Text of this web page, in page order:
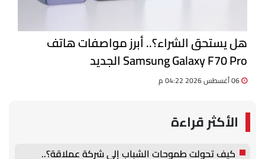
هل يستحق الشراء؟.. أبرز مواصفات هاتف
Samsung Galaxy F70 Pro الجديد
الأكثر قراءة
كيف تحولت طموحات الشباب إلى شركة عملاقة؟..